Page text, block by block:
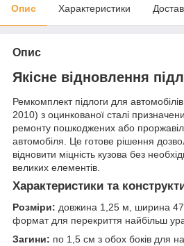
Опис Характеристики
Опис
Якісне відновлення
Ремкомплект підлоги для
2010) з оцинкованої сталі
ремонту пошкоджених або
автомобіля. Це готове рішення
відновити міцність кузова без
великих елементів.
Характеристики та
Розміри: довжина 1,25 м, ширина
формат для перекриття найбільш
Загини: по 1,5 см з обох боків для